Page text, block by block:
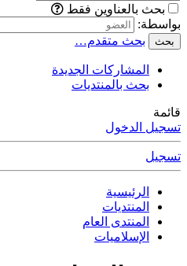
بحث بالعناوين فقط
بواسطة:
بحث بحث متقدم…
المشاركات الجديدة
بحث بالمنتديات
قائمة
تسجيل الدخول
تسجيل
الرئيسية
المنتديات
المنتدى العام
الإسلاميات